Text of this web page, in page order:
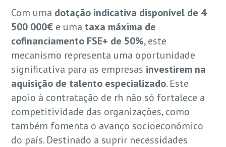
Com uma dotação indicativa disponível de 4
500 000€ e uma taxa máxima de
cofinanciamento FSE+ de 50%, este
mecanismo representa uma oportunidade
significativa para as empresas investirem na
aquisição de talento especializado. Este
apoio à contratação de rh não só fortalece a
competitividade das organizações, como
também fomenta o avanço socioeconómico
do país. Destinado a suprir necessidades